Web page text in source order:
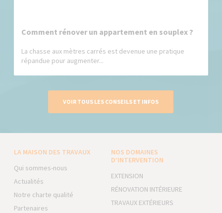
Comment rénover un appartement en souplex ?
La chasse aux mètres carrés est devenue une pratique
répandue pour augmenter...
VOIR TOUS LES CONSEILS ET INFOS
LA MAISON DES TRAVAUX
Qui sommes-nous
Actualités
Notre charte qualité
Partenaires
NOS DOMAINES
D’INTERVENTION
EXTENSION
RÉNOVATION INTÉRIEURE
TRAVAUX EXTÉRIEURS